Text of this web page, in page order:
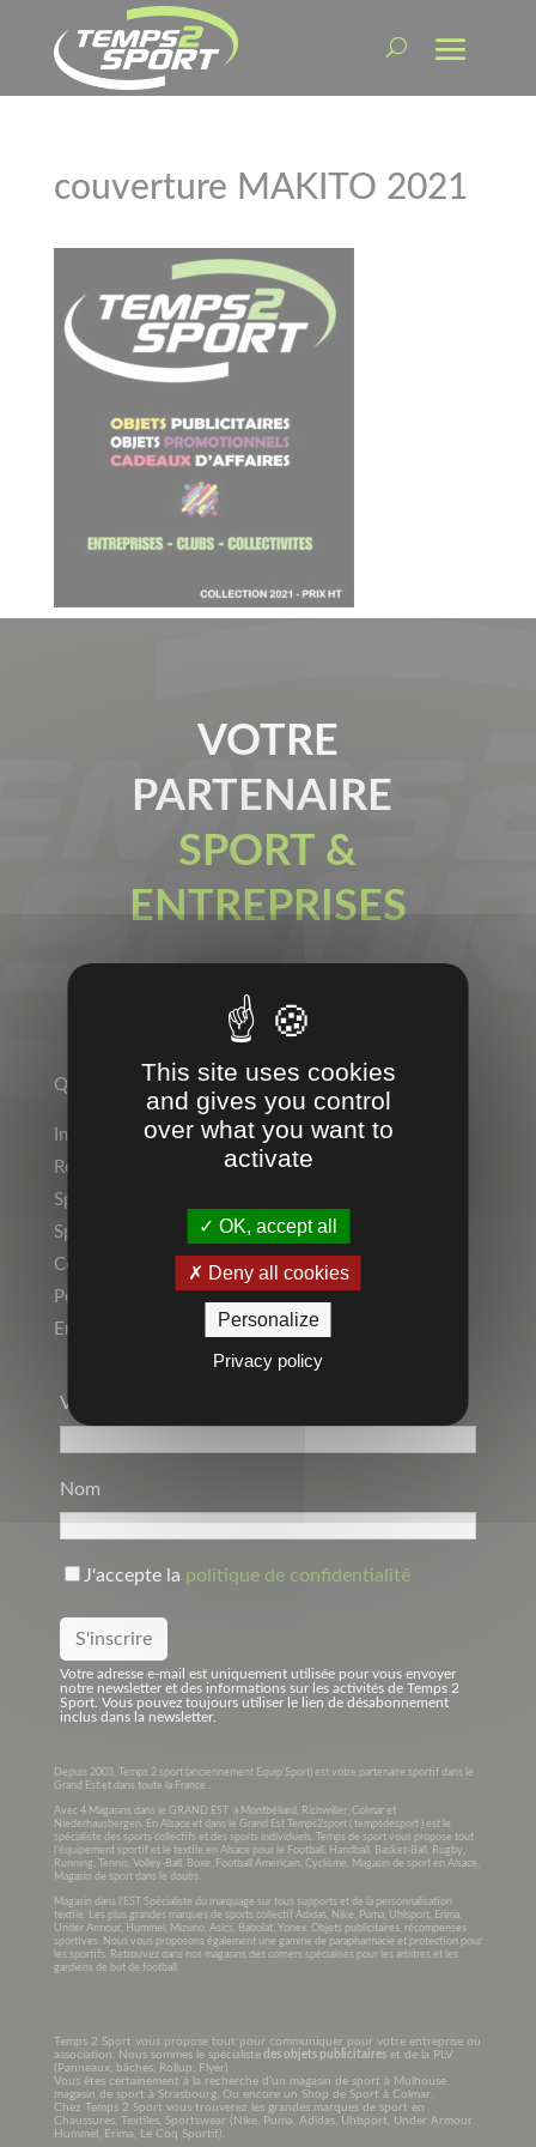
couverture MAKITO 2021
VOTRE
PARTENAIRE
SPORT &
ENTREPRISES
TEMPS 2 SPORT
Qui sommes-nous ?
Indépendant ? Rejoignez le Réseau Temps 2 Sport !
Rejoignez l’équipe !
Sports Individuels
Sport Collectif
Collectivités, Scolaire
Personnalisation, Marquage
Entreprise, Communication par l’objet
Votre Adresse Mail*
Nom
J'accepte la politique de confidentialité
Votre adresse e-mail est uniquement utilisée pour vous envoyer
notre newsletter et des informations sur les activités de Temps 2
Sport. Vous pouvez toujours utiliser le lien de désabonnement
inclus dans la newsletter.
Depuis 2003, Temps 2 sport (anciennement Equip’Sport) est votre partenaire sportif dans le
Grand Est et dans toute la France .
Avec 4 Magasins dans le GRAND EST à Montbéliard, Richwiller, Colmar et
Niederhausbergen. En Alsace et dans le Grand Est Temps2sport ( tempsdesport ) est le
spécialiste des sports collectifs et des sports individuels. Temps de sport vous propose tout
l’équipement sportif et le textile en Alsace pour le Football, Handball, Basket-Ball, Rugby,
Running, Tennis, Volley-Ball, Boxe, Football Américain, Cyclisme. Magasin de sport en Alsace,
Magasin de sport dans le doubs.
Magasin dans l’EST Spécialiste du marquage sur tous supports et de la personnalisation
textile. Les plus grandes marques de sports collectif Adidas, Nike, Puma, Uhlsport, Erima,
Under Armour, Hummel, Mizuno, Asics, Babolat, Yonex. Objets publicitaires, récompenses
sportives. Nous vous proposons également une gamme de parapharmacie et protection pour
les sportifs. Retrouvez dans nos magasins des corners spécialisés pour les arbitres et les
gardiens de but de football.
Temps 2 Sport vous propose tout pour communiquer pour votre entreprise ou
association. Nous sommes le spécialistedes objets publicitaireset de la PLV
(Panneaux, bâches, Rollup, Flyer)
Vous êtes certainement à la recherche d’un magasin de sport à Mulhouse.
magasin de sport à Strasbourg. Ou encore un Shop de Sport à Colmar.
Chez Temps 2 Sport vous trouverez les grandes marques de sport en
Chaussures, Textiles, Sportswear (Nike, Puma, Adidas, Uhlsport, Under Armour
Hummel, Erima, Le Coq Sportif).
This site uses cookies
and gives you control
over what you want to
activate
OK, accept all
Deny all cookies
Personalize
Privacy policy